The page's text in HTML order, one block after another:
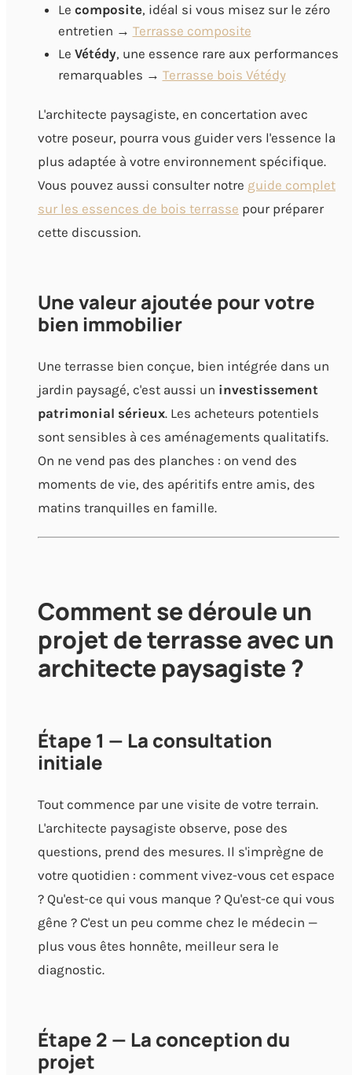
Le composite, idéal si vous misez sur le zéro
entretien → Terrasse composite
Le Vétédy, une essence rare aux performances
remarquables → Terrasse bois Vétédy
L'architecte paysagiste, en concertation avec
votre poseur, pourra vous guider vers l'essence la
plus adaptée à votre environnement spécifique.
Vous pouvez aussi consulter notre guide complet
sur les essences de bois terrasse pour préparer
cette discussion.
Une valeur ajoutée pour votre
bien immobilier
Une terrasse bien conçue, bien intégrée dans un
jardin paysagé, c'est aussi un investissement
patrimonial sérieux. Les acheteurs potentiels
sont sensibles à ces aménagements qualitatifs.
On ne vend pas des planches : on vend des
moments de vie, des apéritifs entre amis, des
matins tranquilles en famille.
Comment se déroule un
projet de terrasse avec un
architecte paysagiste ?
Étape 1 — La consultation
initiale
Tout commence par une visite de votre terrain.
L'architecte paysagiste observe, pose des
questions, prend des mesures. Il s'imprègne de
votre quotidien : comment vivez-vous cet espace
? Qu'est-ce qui vous manque ? Qu'est-ce qui vous
gêne ? C'est un peu comme chez le médecin —
plus vous êtes honnête, meilleur sera le
diagnostic.
Étape 2 — La conception du
projet